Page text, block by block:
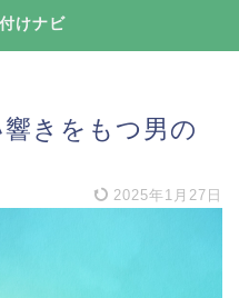
けナビ
きをもつ男の
2025年1月27日